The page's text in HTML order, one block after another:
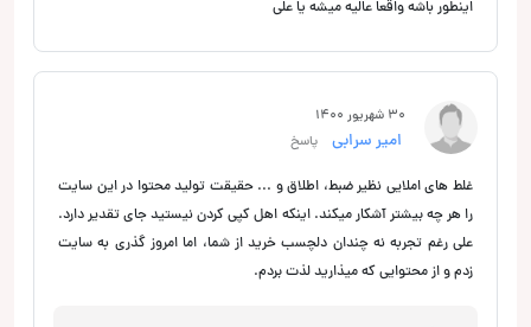
اينطور باشه واقعا عاليه ميشه يا علي
30 شهریور 1400
امیر سرابی پاسخ
غلط های املایی نظیر ضبط، اطلاق و ... حقیقت تولید محتوا در این سایت
را هر چه بیشتر آشکار میکند. اینکه اهل کپی کردن نیستید جای تقدیر دارد.
علی رغم تجربه نه چندان دلچسب خرید از شما، اما امروز گذری به سایت
زدم و از محتوایی که میذارید لذت بردم.